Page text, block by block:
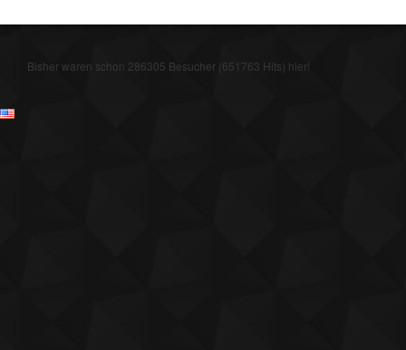
Bisher waren schon 286305 Besucher (651763 Hits) hier!